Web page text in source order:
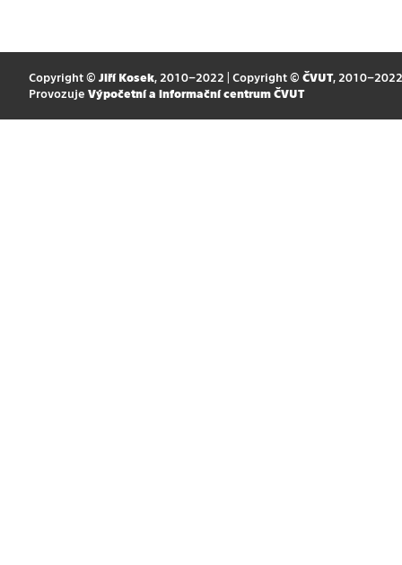
Copyright © Jiří Kosek, 2010–2022 | Copyright © ČVUT, 2010–2022
Provozuje Výpočetní a informační centrum ČVUT